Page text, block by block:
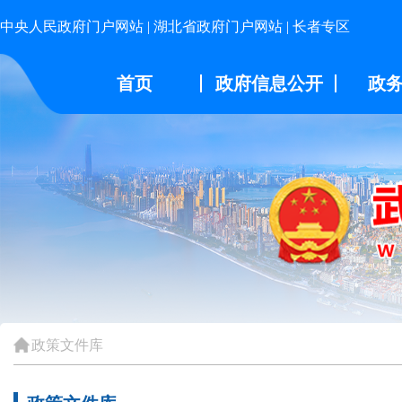
中央人民政府门户网站 | 湖北省政府门户网站 | 长者专区
首页 政府信息公开 政
政策文件库